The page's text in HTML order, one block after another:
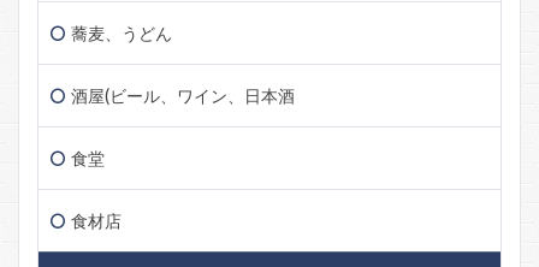
蕎麦、うどん
酒屋(ビール、ワイン、日本酒
食堂
食材店